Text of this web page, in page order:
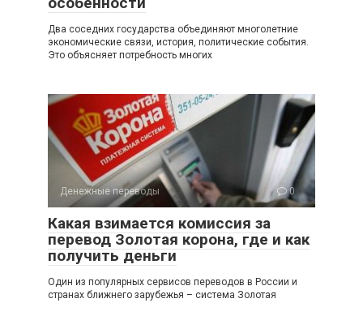
Два соседних государства объединяют многолетние
экономические связи, история, политические события.
Это объясняет потребность многих
Денежные переводы 0
Какая взимается комиссия за
перевод Золотая корона, где и как
получить деньги
Один из популярных сервисов переводов в России и
странах ближнего зарубежья – система Золотая